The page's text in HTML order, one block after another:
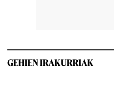
GEHIEN IRAKURRIAK